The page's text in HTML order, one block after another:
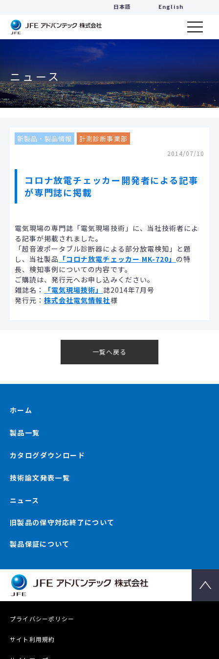
日本語 English
ニュース
新製品・製品情報 計測診断事業部
2014/07/10
コロナ放電チェッカー開発者による記事
が専門誌に掲載
電気現場の専門誌「電気現場技術」に、当社技術者によ
る記事が掲載されました。
「超音波ポータブル診断器による部分放電検知」と題
し、当社製品 「コロナ放電チェッカー MK-720」 の特
長、検知事例についての内容です。
ご購読は、発行元へお申し込みください。
雑誌名：
「電気現場技術」 誌2014年7月号
発行元：株式会社電気情報社様
一覧へ戻る
ホーム
製品一覧
カタログダウンロード
技術論文発表一覧
ニュース
旧製品の保守対応終了について
製品保証について
プライバシーポリシー
サイト利用規約